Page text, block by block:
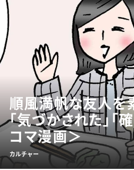
順風満帆な友人を
「気づかされた」「
コマ漫画＞
カルチャー